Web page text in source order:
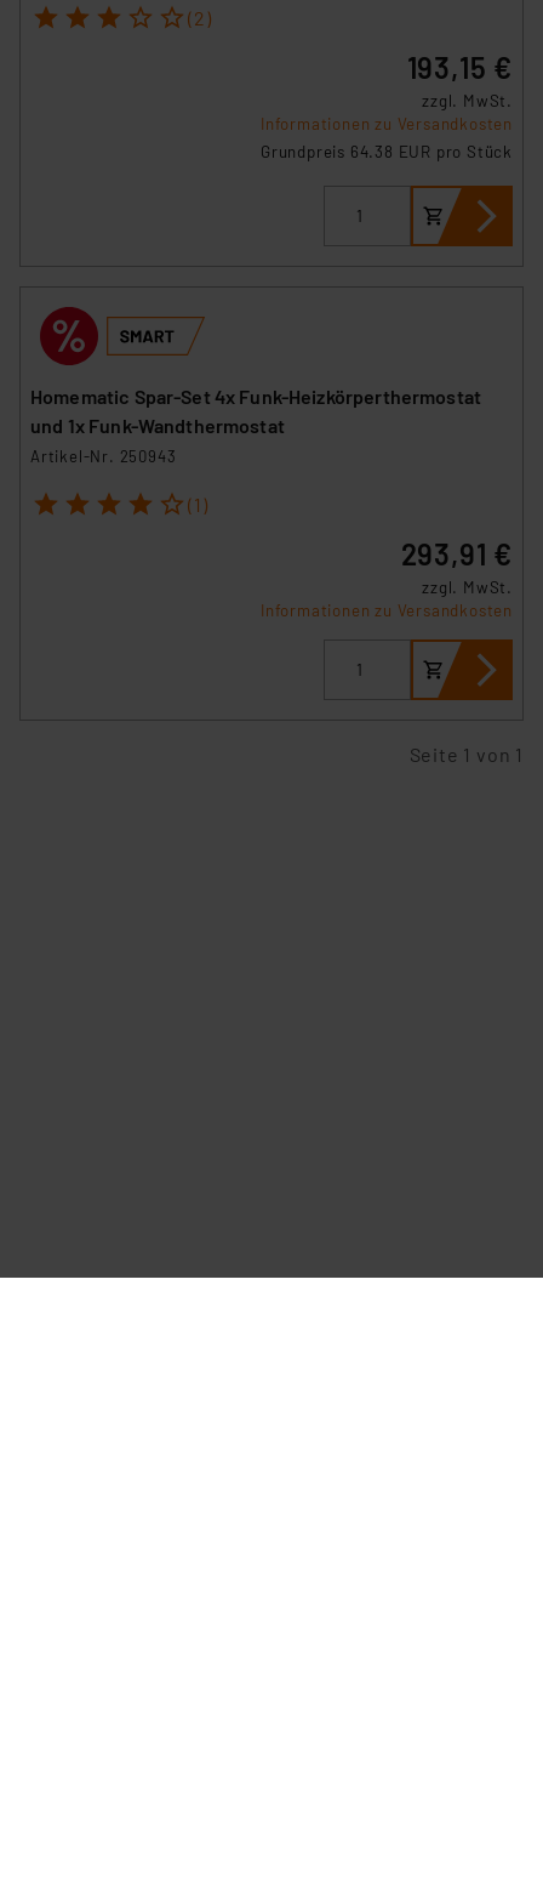
1 2 3 4 5 (2)
193,15 €
zzgl. MwSt.
Informationen zu Versandkosten
Grundpreis 64.38 EUR pro Stück
Homematic Spar-Set 4x Funk-Heizkörperthermostat
und 1x Funk-Wandthermostat
Artikel-Nr. 250943
1 2 3 4 5 (1)
293,91 €
zzgl. MwSt.
Informationen zu Versandkosten
Seite 1 von 1